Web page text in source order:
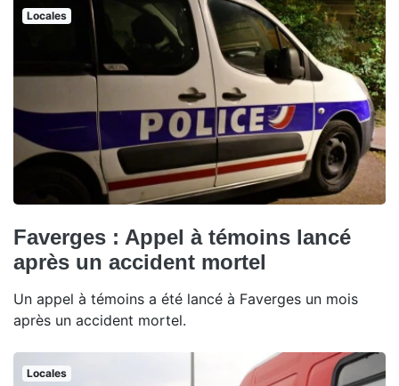
Locales
Faverges : Appel à témoins lancé
après un accident mortel
Un appel à témoins a été lancé à Faverges un mois
après un accident mortel.
Locales